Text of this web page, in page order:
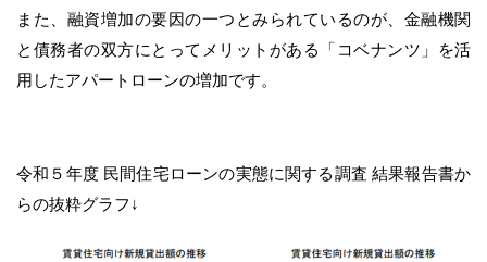
また、融資増加の要因の一つとみられているのが、金融機関
と債務者の双方にとってメリットがある「コベナンツ」を活
用したアパートローンの増加です。
令和５年度 民間住宅ローンの実態に関する調査 結果報告書か
らの抜粋グラフ↓